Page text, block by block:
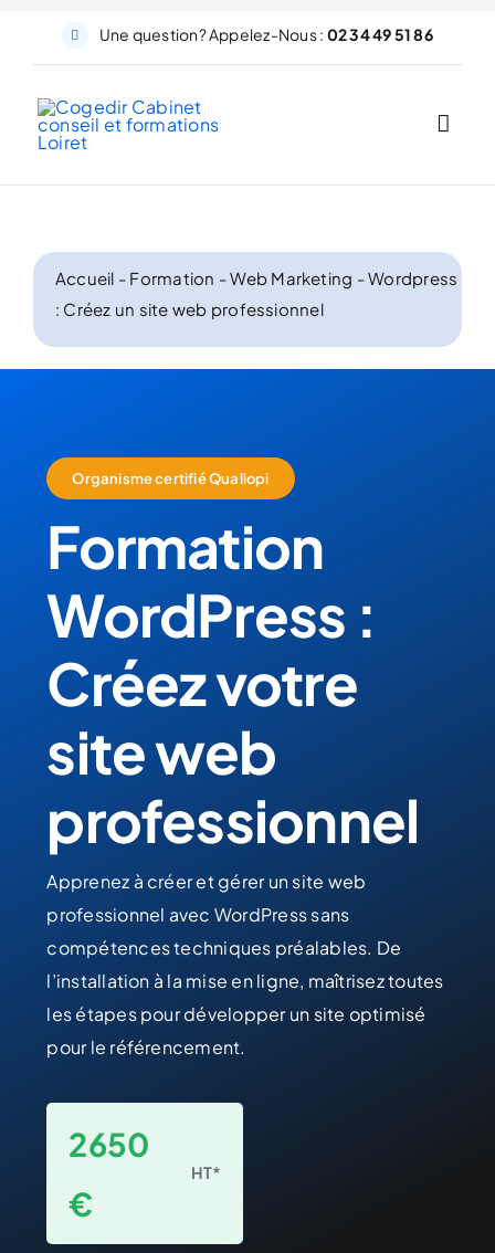
Une question? Appelez-Nous : 02 34 49 51 86
Accueil - Formation -Web Marketing -Wordpress
: Créez un site web professionnel
Organisme certifié Qualiopi
Formation
WordPress :
Créez votre
site web
professionnel
Apprenez à créer et gérer un site web
professionnel avec WordPress sans
compétences techniques préalables. De
l’installation à la mise en ligne, maîtrisez toutes
les étapes pour développer un site optimisé
pour le référencement.
2650
€
HT*